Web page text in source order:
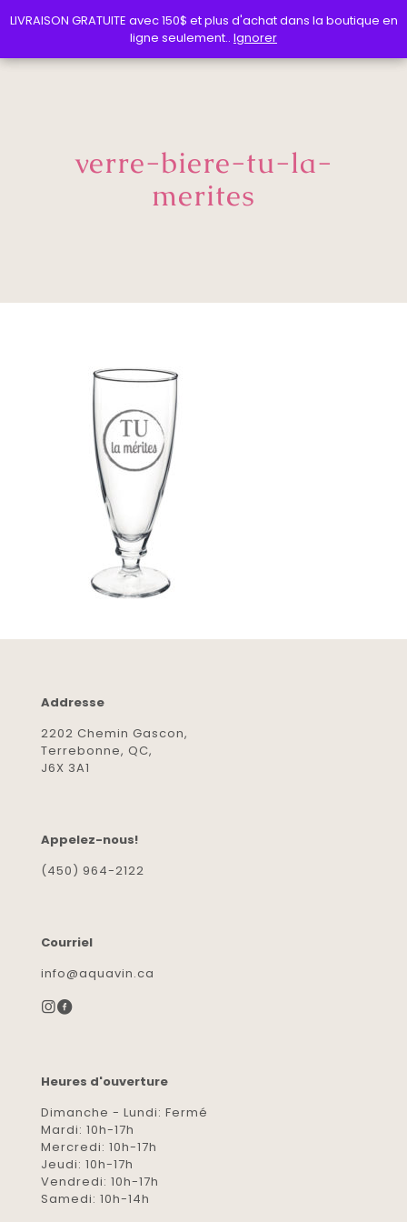
verre-biere-tu-la-
merites
Addresse
2202 Chemin Gascon,
Terrebonne, QC,
J6X 3A1
Appelez-nous!
(450) 964-2122
Courriel
info@aquavin.ca
Heures d'ouverture
Dimanche - Lundi: Fermé
Mardi: 10h-17h
Mercredi: 10h-17h
Jeudi: 10h-17h
Vendredi: 10h-17h
Samedi: 10h-14h
LIVRAISON GRATUITE avec 150$ et plus d'achat dans la boutique en
ligne seulement.. Ignorer
LIVRAISON GRATUITE avec 150$ et plus d'achat dans la boutique en
ligne seulement.. Ignorer